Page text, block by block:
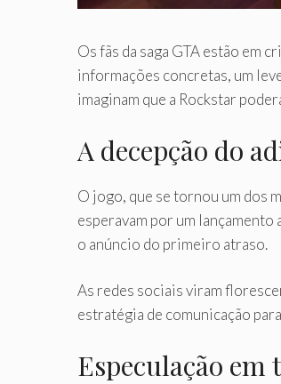
Os fãs da saga GTA estão em
informações concretas, um
imaginam que a Rockstar
A decepção do
O jogo, que se tornou um dos
esperavam por um
o anúncio do primeiro atraso.
As redes sociais viram
estratégia de comunicação
Especulação